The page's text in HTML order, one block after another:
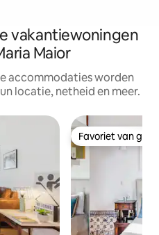
vakantiewoningen
Maior
accommodaties worden
locatie, netheid en meer.
Favoriet van
Favoriet van